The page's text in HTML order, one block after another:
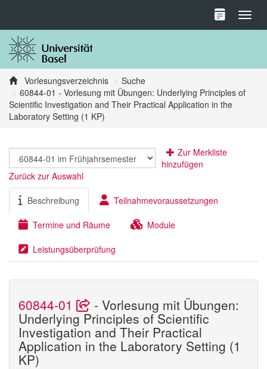
Vorlesungsverzeichnis
Suche
60844-01 - Vorlesung mit Übungen: Underlying Principles of
Scientific Investigation and Their Practical Application in the
Laboratory Setting (1 KP)
Zur Merkliste
hinzufügen
Zurück zur Auswahl
Beschreibung Teilnahmevoraussetzungen
Termine und Räume Module
Leistungsüberprüfung
60844-01 - Vorlesung mit Übungen:
Underlying Principles of Scientific
Investigation and Their Practical
Application in the Laboratory Setting (1
KP)